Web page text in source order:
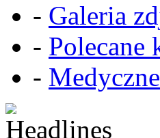
- Galeria
- Polecane
-